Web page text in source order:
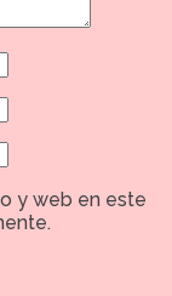
y web en este